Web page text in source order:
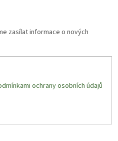
zasílat informace o nových
ochrany osobních údajů